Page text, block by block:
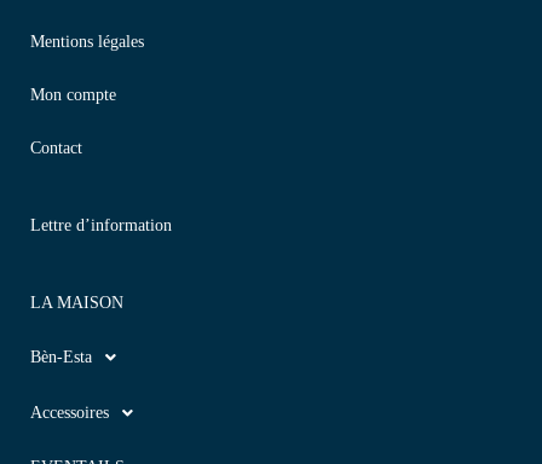
Mentions légales
Mon compte
Contact
Lettre d’information
LA MAISON
Bèn-Esta
Accessoires